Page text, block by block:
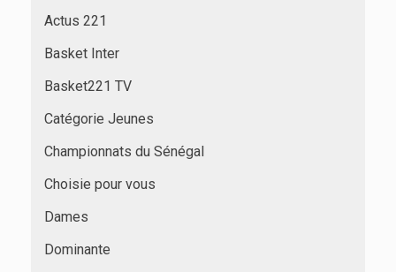
Actus 221
Basket Inter
Basket221 TV
Catégorie Jeunes
Championnats du Sénégal
Choisie pour vous
Dames
Dominante